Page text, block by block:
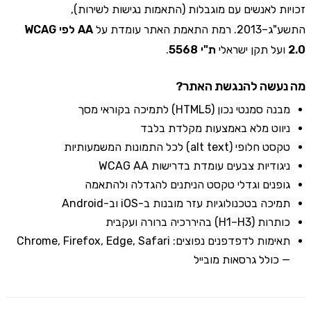
זכויות לאנשים עם מוגבלות (התאמות נגישות לשירות),
התשע"ג–2013. רמת התאמת האתר עומדת על
AA לפי WCAG
2.0 ועל תקן ישראלי ת"י 5568 .
מה נעשה להנגשת האתר?
מבנה סמנטי נכון (HTML5) לתמיכה בקוראי מסך
ניווט מלא באמצעות מקלדת בלבד
טקסט חלופי (alt text) לכל התמונות המשמעותיות
ניגודיות צבעים עומדת בדרישות WCAG AA
גופנים וגדלי טקסט הניתנים להגדלה ולהתאמה
תמיכה בטכנולוגיות עזר מובנות ב-iOS וב-Android
כותרות (H1–H3) בהיררכיה ברורה ועקבית
תאימות לדפדפנים נפוצים: Chrome, Firefox, Edge, Safari
— כולל גרסאות מובייל